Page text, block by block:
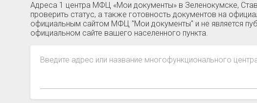
Адреса 1 центра МФЦ «Мои документы» в Зеленокумске,
проверить статус, а также готовность документов на
официальным сайтом МФЦ "Мои документы" и не является
официальном сайте вашего населенного пункта.
Введите адрес или название многофункционального